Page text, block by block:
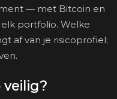
— met Bitcoin en
portfolio. Welke
af van je risicoprofiel;
veilig?